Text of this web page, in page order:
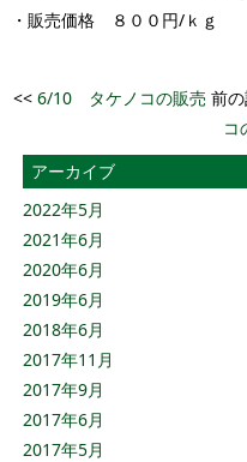
・販売価格 ８００円/ｋｇ
<< 6/10 タケノコの販売 前
コ
アーカイブ
2022年5月
2021年6月
2020年6月
2019年6月
2018年6月
2017年11月
2017年9月
2017年6月
2017年5月